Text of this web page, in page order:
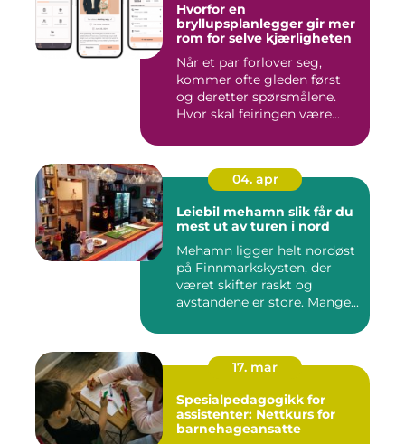
Hvorfor en
bryllupsplanlegger gir mer
rom for selve kjærligheten
Når et par forlover seg,
kommer ofte gleden først
og deretter spørsmålene.
Hvor skal feiringen være...
04. apr
Leiebil mehamn slik får du
mest ut av turen i nord
Mehamn ligger helt nordøst
på Finnmarkskysten, der
været skifter raskt og
avstandene er store. Mange...
17. mar
Spesialpedagogikk for
assistenter: Nettkurs for
barnehageansatte